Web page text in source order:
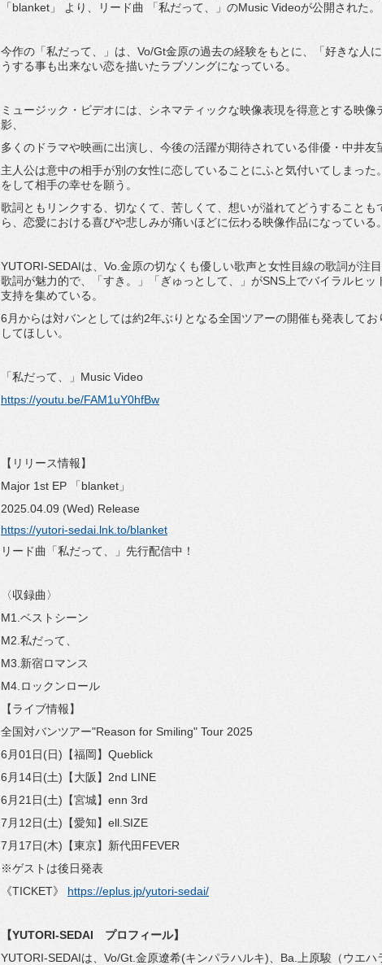
「blanket」 より、リード曲 「私だって、」のMusic Videoが公開された。
今作の「私だって、」は、Vo/Gt金原の過去の経験をもとに、「好きな人
うする事も出来ない恋を描いたラブソングになっている。
ミュージック・ビデオには、シネマティックな映像表現を得意とする映
影、
多くのドラマや映画に出演し、今後の活躍が期待されている俳優・中井友
主人公は意中の相手が別の女性に恋していることにふと気付いてしまっ
をして相手の幸せを願う。
歌詞ともリンクする、切なくて、苦しくて、想いが溢れてどうすること
ら、恋愛における喜びや悲しみが痛いほどに伝わる映像作品になっている。
YUTORI-SEDAIは、Vo.金原の切なくも優しい歌声と女性目線の歌詞が注
歌詞が魅力的で、「すき。」「ぎゅっとして、」がSNS上でバイラルヒッ
支持を集めている。
6月からは対バンとしては約2年ぶりとなる全国ツアーの開催も発表して
してほしい。
「私だって、」Music Video
https://youtu.be/FAM1uY0hfBw
【リリース情報】
Major 1st EP 「blanket」
2025.04.09 (Wed) Release
https://yutori-sedai.lnk.to/blanket
リード曲「私だって、」先行配信中！
〈収録曲〉
M1.ベストシーン
M2.私だって、
M3.新宿ロマンス
M4.ロックンロール
【ライブ情報】
全国対バンツアー"Reason for Smiling" Tour 2025
6月01日(日)【福岡】Queblick
6月14日(土)【大阪】2nd LINE
6月21日(土)【宮城】enn 3rd
7月12日(土)【愛知】ell.SIZE
7月17日(木)【東京】新代田FEVER
※ゲストは後日発表
《TICKET》 https://eplus.jp/yutori-sedai/
【YUTORI-SEDAI プロフィール】
YUTORI-SEDAIは、Vo/Gt.金原遼希(キンパラハルキ)、Ba.上原駿（ウエハ